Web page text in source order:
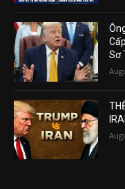
Sơ